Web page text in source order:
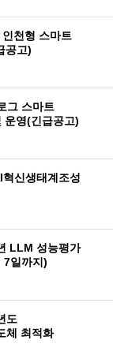
천형 스마트
공고)
그 스마트
운영(긴급공고)
신생태계조성
LLM 성능평가
7일까지)
도
체 최적화